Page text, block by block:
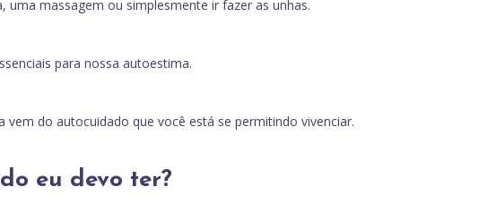
uma massagem ou simplesmente ir fazer as unhas.
para nossa autoestima.
vem do autocuidado que você está se permitindo vivenciar.
eu devo ter?